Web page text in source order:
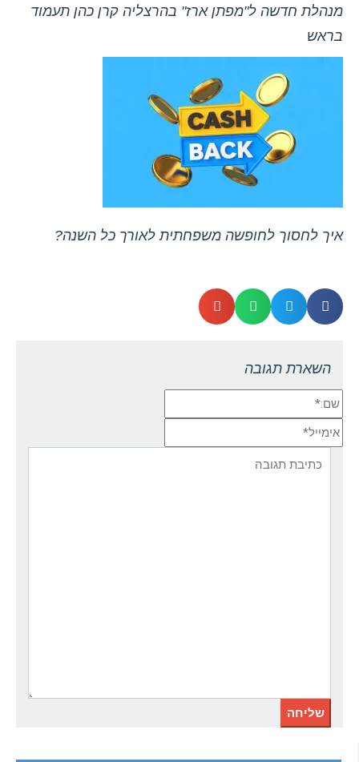
מנהלת חדשה ל"מפתן ארז" בהרצליה קרן כהן תעמוד
בראש
איך לחסוך לחופשה משפחתית לאורך כל השנה?
השארת תגובה
שם:*
אימייל*
אתר:תגובה